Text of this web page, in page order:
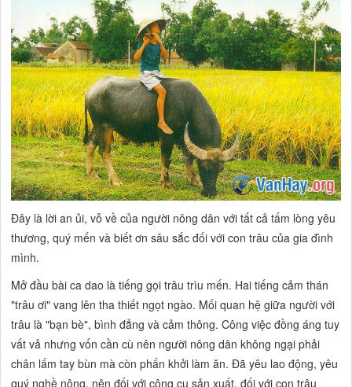
Đây là lời an ủi, vỗ về của người nông dân với tất cả tấm lòng yêu
thương, quý mến và biết ơn sâu sắc đối với con trâu của gia đình
mình.
Mở đầu bài ca dao là tiếng gọi trâu trìu mến. Hai tiếng cảm thán
"trâu ơi" vang lên tha thiết ngọt ngào. Mối quan hệ giữa người với
trâu là "bạn bè", bình đẳng và cảm thông. Công việc đồng áng tuy
vất vả nhưng vốn cần cù nên người nông dân không ngại phải
chân lấm tay bùn mà còn phấn khởi làm ăn. Đã yêu lao động, yêu
quý nghề nông, nên đối với công cụ sản xuất, đối với con trâu